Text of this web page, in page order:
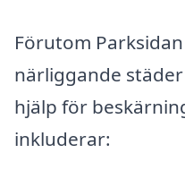
Förutom
närliggande
hjälp för
inkluderar: